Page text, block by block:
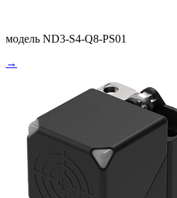
модель ND3-S4-Q8-PS01
→